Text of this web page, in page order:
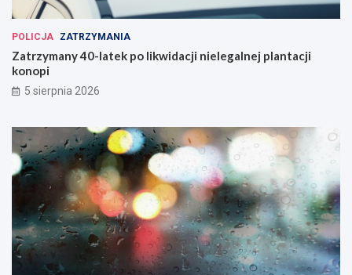
POLICJA ZATRZYMANIA
Zatrzymany 40-latek po likwidacji nielegalnej plantacji
konopi
5 sierpnia 2026